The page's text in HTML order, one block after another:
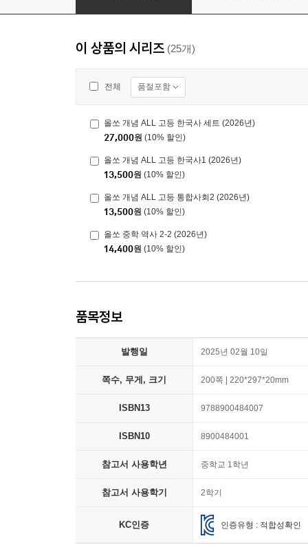
이 상품의 시리즈 (25개)
전체 품절포함
올쏘 개념 ALL 고등 한국사 세트 (2026년)
27,000원 (10% 할인)
올쏘 개념 ALL 고등 한국사1 (2026년)
13,500원 (10% 할인)
올쏘 개념 ALL 고등 통합사회2 (2026년)
13,500원 (10% 할인)
올쏘 중학 역사 2-2 (2026년)
14,400원 (10% 할인)
품목정보
발행일 2025년 02월 10일
쪽수, 무게, 크기 200쪽 | 220*297*20mm
ISBN13 9788900484007
ISBN10 8900484001
참고서 사용학년 중학교 1학년
참고서 사용학기 2학기
KC인증 인증유형 : 적합성확인